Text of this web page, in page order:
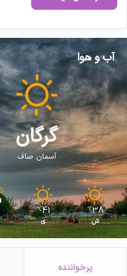
آب و هوا
گرگان
آسمان صاف
38
℃
ش
41
℃
ی
پرخواننده